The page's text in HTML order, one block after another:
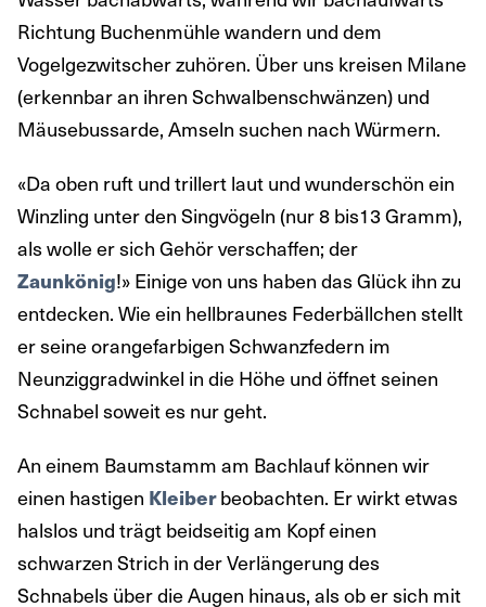
Richtung Buchenmühle wandern und dem
Vogelgezwitscher zuhören. Über uns kreisen Milane
(erkennbar an ihren Schwalbenschwänzen) und
Mäusebussarde, Amseln suchen nach Würmern.
«Da oben ruft und trillert laut und wunderschön ein
Winzling unter den Singvögeln (nur 8 bis13 Gramm),
als wolle er sich Gehör verschaffen; der
Zaunkönig!» Einige von uns haben das Glück ihn zu
entdecken. Wie ein hellbraunes Federbällchen stellt
er seine orangefarbigen Schwanzfedern im
Neunziggradwinkel in die Höhe und öffnet seinen
Schnabel soweit es nur geht.
An einem Baumstamm am Bachlauf können wir
einen hastigen Kleiberbeobachten. Er wirkt etwas
halslos und trägt beidseitig am Kopf einen
schwarzen Strich in der Verlängerung des
Schnabels über die Augen hinaus, als ob er sich mit